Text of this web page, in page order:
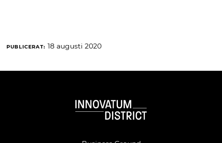
PUBLICERAT: 18 augusti 2020